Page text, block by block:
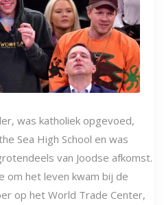
was katholiek opgevoed,
Sea High School en was
van Joodse afkomst.
om het leven kwam bij de
op het World Trade Center,